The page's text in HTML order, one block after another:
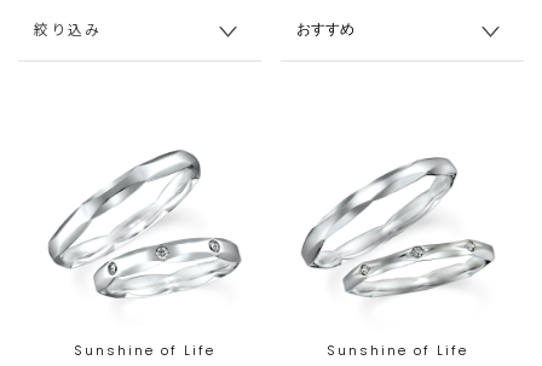
絞り込み
Sunshine of Life Sunshine of Life